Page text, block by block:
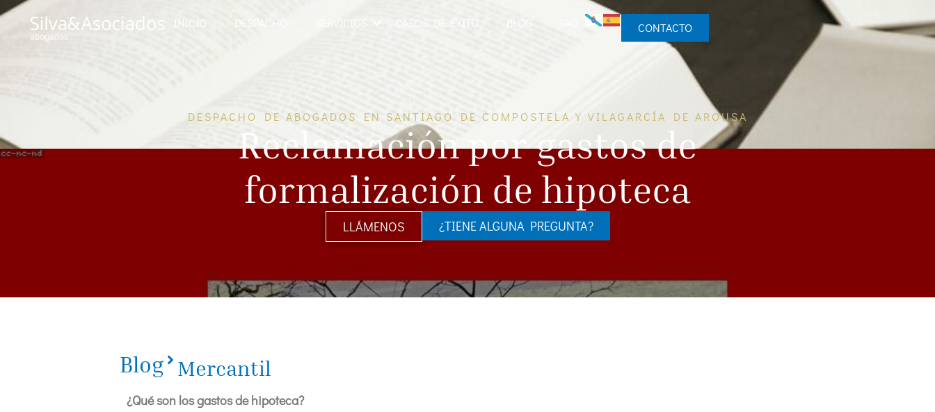
INICIO DESPACHO SERVICIOS CASOS DE ÉXITO BLOG CONTACTO
DESPACHO DE ABOGADOS EN SANTIAGO DE COMPOSTELA Y VILAGARCÍA DE AROUSA
Reclamación por gastos de
formalización de hipoteca
LLÁMENOS ¿TIENE ALGUNA PREGUNTA?
Blog Mercantil
¿Qué son los gastos de hipoteca?